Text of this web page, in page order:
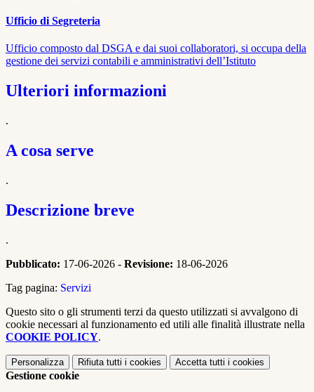
Ufficio di Segreteria
Ufficio composto dal DSGA e dai suoi collaboratori, si occupa della
gestione dei servizi contabili e amministrativi dell’Istituto
Ulteriori informazioni
.
A cosa serve
.
Descrizione breve
.
Pubblicato: 17-06-2026 - Revisione: 18-06-2026
Tag pagina: Servizi
Questo sito o gli strumenti terzi da questo utilizzati si avvalgono di
cookie necessari al funzionamento ed utili alle finalità illustrate nella
COOKIE POLICY.
Personalizza Rifiuta tutti i cookies Accetta tutti i cookies
Gestione cookie